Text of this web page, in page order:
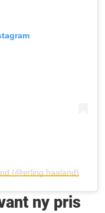
(@erling.haaland)
ny pris